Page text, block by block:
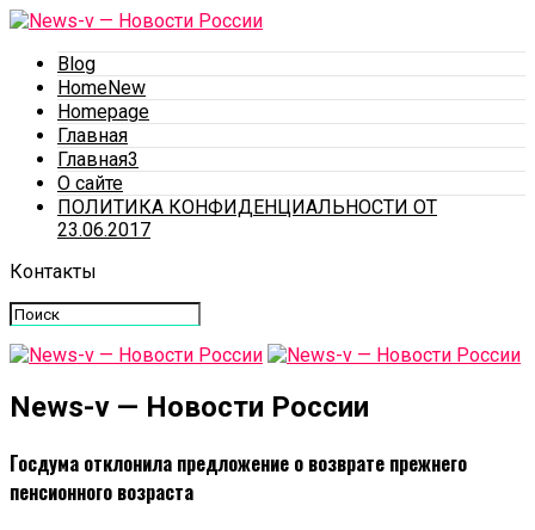
Blog
HomeNew
Homepage
Главная
Главная3
О сайте
ПОЛИТИКА КОНФИДЕНЦИАЛЬНОСТИ ОТ
23.06.2017
Контакты
News-v — Новости России
Госдума отклонила предложение о возврате прежнего
пенсионного возраста